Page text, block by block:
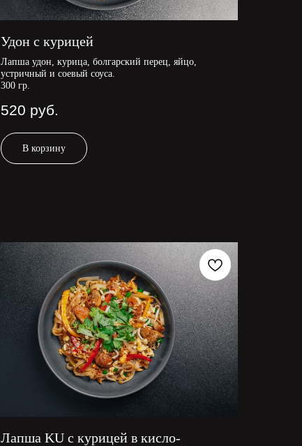
Удон с курицей
Лапша удон, курица, болгарский перец, яйцо,
устричный и соевый соуса.
300 гр.
520 руб.
В корзину
Лапша KU с курицей в кисло-